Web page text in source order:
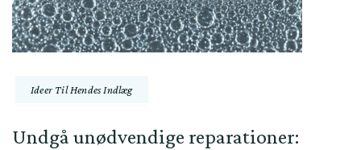
Ideer Til Hendes Indlæg
Undgå unødvendige reparationer: